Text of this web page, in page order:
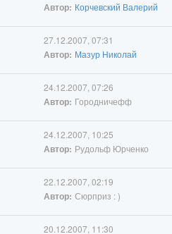
Автор: Корчевский Валерий
27.12.2007, 07:31
Автор: Мазур Николай
24.12.2007, 07:26
Автор: Городничефф
24.12.2007, 10:25
Автор: Рудольф Юрченко
22.12.2007, 02:19
Автор: Сюрприз : )
20.12.2007, 11:30